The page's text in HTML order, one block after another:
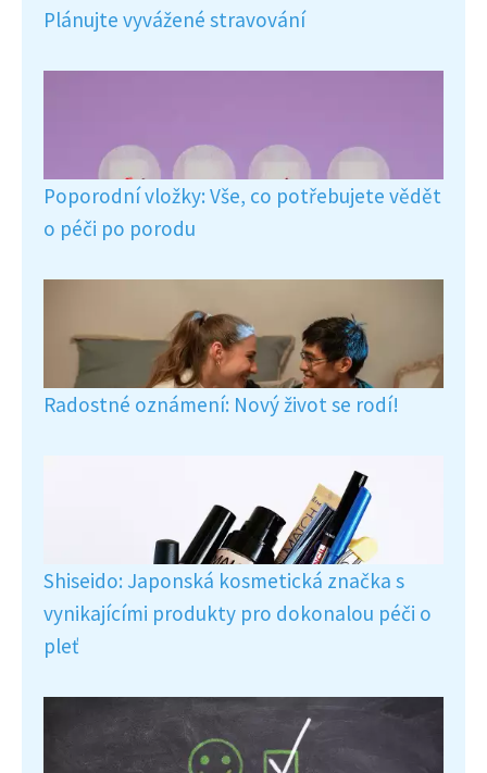
Plánujte vyvážené stravování
Poporodní vložky: Vše, co potřebujete vědět
o péči po porodu
Radostné oznámení: Nový život se rodí!
Shiseido: Japonská kosmetická značka s
vynikajícími produkty pro dokonalou péči o
pleť